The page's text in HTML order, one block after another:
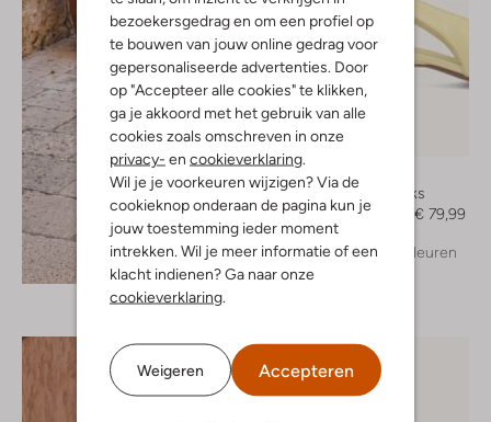
bezoekersgedrag en om een profiel op
te bouwen van jouw online gedrag voor
gepersonaliseerde advertenties. Door
op "Accepteer alle cookies" te klikken,
ga je akkoord met het gebruik van alle
cookies zoals omschreven in onze
privacy- en cookieverklaring.
Wil je je voorkeuren wijzigen? Via de
cookieknop onderaan de pagina kun je
jouw toestemming ieder moment
intrekken. Wil je meer informatie of een
klacht indienen? Ga naar onze
cookieverklaring.
Weigeren Accepteren
Ontdek de look
Toral
Slingbacks
€ 159,99
€ 79,99
+ meer kleuren